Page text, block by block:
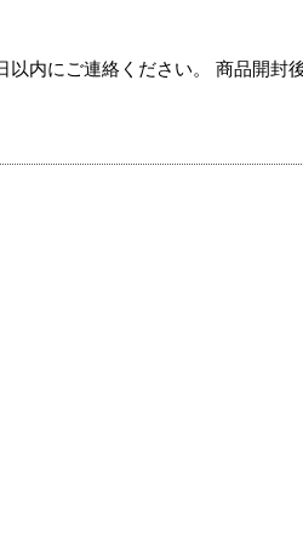
内にご連絡ください。 商品開封